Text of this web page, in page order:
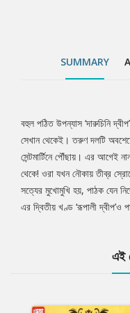
SUMMARY
Tab
Article
বহুল পঠিত উপন্যাস ‘দারুচিনি
সেখান থেকেই। তরুণ দলটি
সেন্টমার্টিনে পৌঁছায়। এর আগেই
থেকে! ওরা যখন নৌকায় তীব্র
সত্যের মুখোমুখি হয়, পাঠক যেন
এর দ্বিতীয় খণ্ড ‘রূপালী দ্বীপ’ও
এই